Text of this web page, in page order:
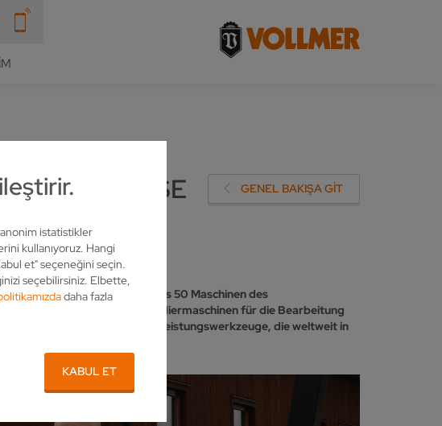
istatistikler
kullanıyoruz. Hangi
et" seçeneğini seçin.
seçebilirsiniz. Elbette,
daha fazla
KABUL ET
GENEL BAKIŞA GIT
und Bandsägen mehr als 50 Maschinen des
zu schleifen, sowie Erodiermaschinen für die Bearbeitung
Kanefusa und fertigt Hochleistungswerkzeuge, die weltweit in